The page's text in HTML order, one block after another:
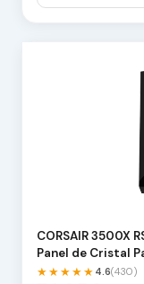
CORSAIR 3500X
Panel de Cristal
★★★★★ 4.6(430)